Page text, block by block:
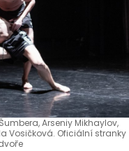
Arseniy Mikhaylov,
Vosičková. Oficiální stranky